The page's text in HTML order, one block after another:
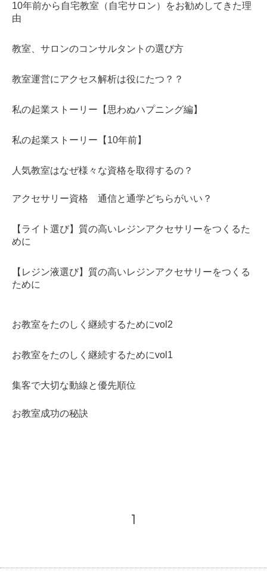
10年前から自宅教室（自宅サロン）をお勧めしてきた理
由
教室、サロンのコンサルタントの選び方
教室運営にアクセス解析は役にたつ？？
私の起業ストーリー【思わぬハプニング編】
私の起業ストーリー【10年前】
人気教室はなぜ様々な資格を取得するの？
アクセサリー資格 通信と通学どちらがいい？
【ライト選び】質の高いレジンアクセサリーをつくるた
めに
【レジン液選び】質の高いレジンアクセサリーをつくる
ために
お教室をたのしく継続するためにvol2
お教室をたのしく継続するためにvol1
集客で大切な動線と優先順位
お教室成功の秘訣
1